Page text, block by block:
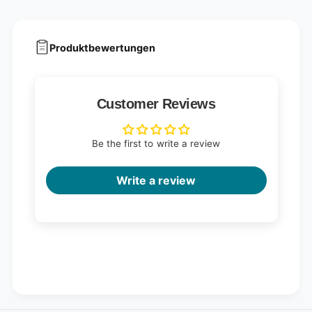
Produktbewertungen
Customer Reviews
Be the first to write a review
Write a review